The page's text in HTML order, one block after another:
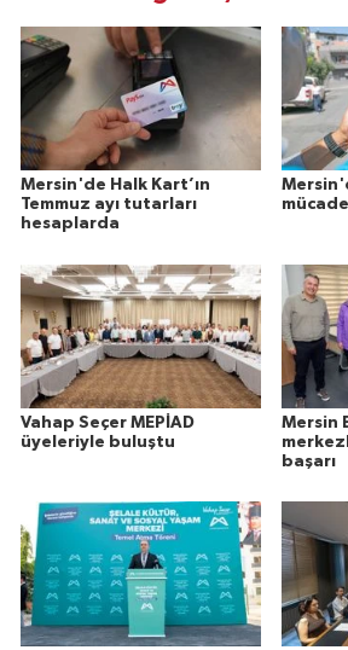
Mersin'de Halk Kart’ın
Temmuz ayı tutarları
hesaplarda
Vahap Seçer MEPİAD
üyeleriyle buluştu
Mersin
başarı